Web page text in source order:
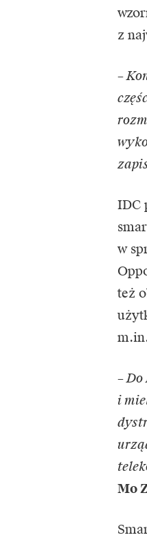
z
–
IDC
w
też
–
i
Mo